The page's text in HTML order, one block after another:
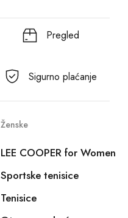
Pregled
Sigurno plaćanje
Ženske
LEE COOPER for Women
Sportske tenisice
Tenisice